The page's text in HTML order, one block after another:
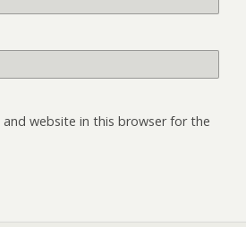
and website in this browser for the